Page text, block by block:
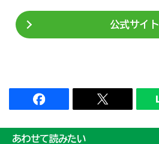
公式サイト
あわせて読みたい